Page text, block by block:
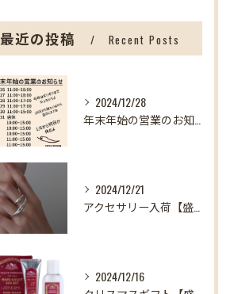
最近の投稿 Recent Posts
2024/12/28
2024/12/21
2024/12/16